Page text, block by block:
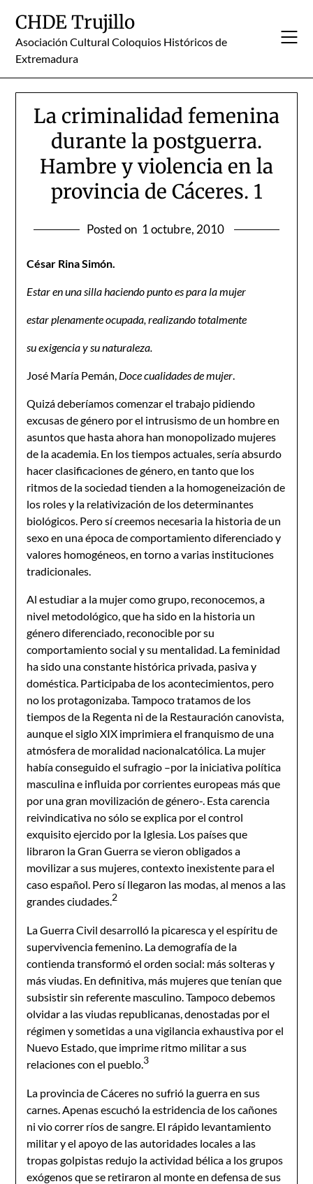
content
CHDE Trujillo
Asociación Cultural Coloquios Históricos de
Extremadura
La criminalidad femenina
durante la postguerra.
Hambre y violencia en la
provincia de Cáceres. 1
Posted on 1 octubre, 2010
César Rina Simón.
Estar en una silla haciendo punto es para la mujer
estar plenamente ocupada, realizando totalmente
su exigencia y su naturaleza.
José María Pemán, Doce cualidades de mujer.
Quizá deberíamos comenzar el trabajo pidiendo
excusas de género por el intrusismo de un hombre en
asuntos que hasta ahora han monopolizado mujeres
de la academia. En los tiempos actuales, sería absurdo
hacer clasificaciones de género, en tanto que los
ritmos de la sociedad tienden a la homogeneización de
los roles y la relativización de los determinantes
biológicos. Pero sí creemos necesaria la historia de un
sexo en una época de comportamiento diferenciado y
valores homogéneos, en torno a varias instituciones
tradicionales.
Al estudiar a la mujer como grupo, reconocemos, a
nivel metodológico, que ha sido en la historia un
género diferenciado, reconocible por su
comportamiento social y su mentalidad. La feminidad
ha sido una constante histórica privada, pasiva y
doméstica. Participaba de los acontecimientos, pero
no los protagonizaba. Tampoco tratamos de los
tiempos de la Regenta ni de la Restauración canovista,
aunque el siglo XIX imprimiera el franquismo de una
atmósfera de moralidad nacionalcatólica. La mujer
había conseguido el sufragio –por la iniciativa política
masculina e influida por corrientes europeas más que
por una gran movilización de género-. Esta carencia
reivindicativa no sólo se explica por el control
exquisito ejercido por la Iglesia. Los países que
libraron la Gran Guerra se vieron obligados a
movilizar a sus mujeres, contexto inexistente para el
caso español. Pero sí llegaron las modas, al menos a las
grandes ciudades.2
La Guerra Civil desarrolló la picaresca y el espíritu de
supervivencia femenino. La demografía de la
contienda transformó el orden social: más solteras y
más viudas. En definitiva, más mujeres que tenían que
subsistir sin referente masculino. Tampoco debemos
olvidar a las viudas republicanas, denostadas por el
régimen y sometidas a una vigilancia exhaustiva por el
Nuevo Estado, que imprime ritmo militar a sus
relaciones con el pueblo.3
La provincia de Cáceres no sufrió la guerra en sus
carnes. Apenas escuchó la estridencia de los cañones
ni vio correr ríos de sangre. El rápido levantamiento
militar y el apoyo de las autoridades locales a las
tropas golpistas redujo la actividad bélica a los grupos
exógenos que se retiraron al monte en defensa de sus